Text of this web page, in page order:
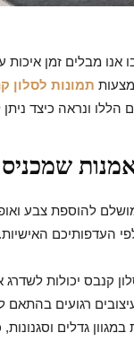
אנו מבלים זמן
תמונות לסלון
ונראה כיצד ניתן
להוספת צבע
האישיות.
קנבס יכולות
רגועים
במגוון גדלים